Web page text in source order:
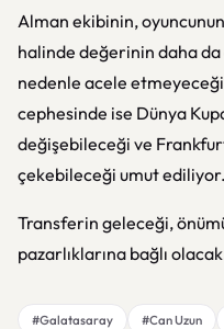
Alman ekibinin,
halinde değerinin daha da
nedenle acele
cephesinde ise Dünya
değişebileceği ve
çekebileceği umut ediliyor.
Transferin geleceği,
pazarlıklarına bağlı
#Galatasaray #Can Uzun